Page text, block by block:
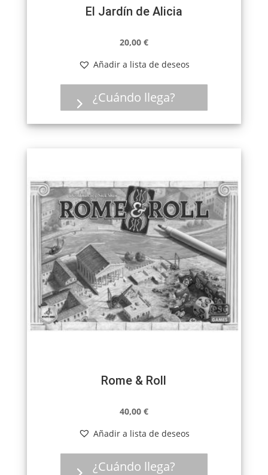
El Jardín de Alicia
20,00 €
Añadir a lista de deseos
¿Cuándo llega?
Rome & Roll
40,00 €
Añadir a lista de deseos
¿Cuándo llega?